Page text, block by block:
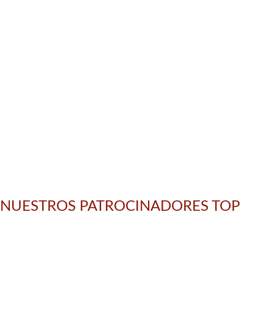
NUESTROS PATROCINADORES TOP